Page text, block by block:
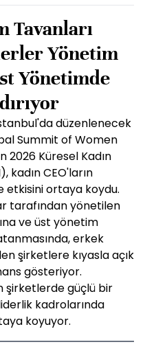
Tavanları
Yönetim
Yönetimde
düzenlenecek
Summit of Women
2026 Küresel Kadın
kadın CEO'ların
etkisini ortaya koydu.
tarafından yönetilen
ve üst yönetim
erkek
şirketlere kıyasla açık
gösteriyor.
şirketlerde güçlü bir
kadrolarında
koyuyor.